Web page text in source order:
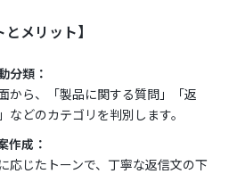
メリット】
分類：
から、「製品に関する質問」「返
などのカテゴリを判別します。
作成：
応じたトーンで、丁寧な返信文の下